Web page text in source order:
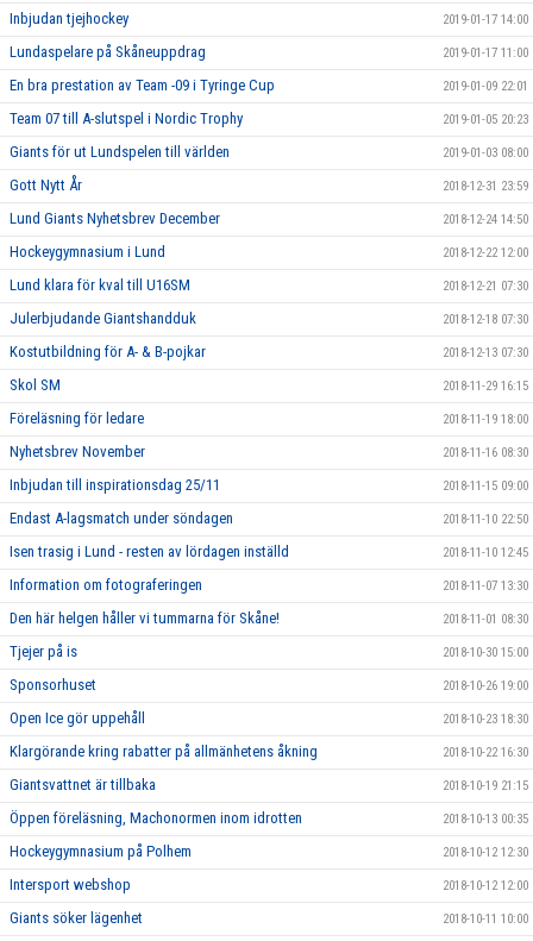
Inbjudan tjejhockey 2019-01-17 14:00
Lundaspelare på Skåneuppdrag 2019-01-17 11:00
En bra prestation av Team -09 i Tyringe Cup 2019-01-09 22:01
Team 07 till A-slutspel i Nordic Trophy 2019-01-05 20:23
Giants för ut Lundspelen till världen 2019-01-03 08:00
Gott Nytt År 2018-12-31 23:59
Lund Giants Nyhetsbrev December 2018-12-24 14:50
Hockeygymnasium i Lund 2018-12-22 12:00
Lund klara för kval till U16SM 2018-12-21 07:30
Julerbjudande Giantshandduk 2018-12-18 07:30
Kostutbildning för A- & B-pojkar 2018-12-13 07:30
Skol SM 2018-11-29 16:15
Föreläsning för ledare 2018-11-19 18:00
Nyhetsbrev November 2018-11-16 08:30
Inbjudan till inspirationsdag 25/11 2018-11-15 09:00
Endast A-lagsmatch under söndagen 2018-11-10 22:50
Isen trasig i Lund - resten av lördagen inställd 2018-11-10 12:45
Information om fotograferingen 2018-11-07 13:30
Den här helgen håller vi tummarna för Skåne! 2018-11-01 08:30
Tjejer på is 2018-10-30 15:00
Sponsorhuset 2018-10-26 19:00
Open Ice gör uppehåll 2018-10-23 18:30
Klargörande kring rabatter på allmänhetens åkning 2018-10-22 16:30
Giantsvattnet är tillbaka 2018-10-19 21:15
Öppen föreläsning, Machonormen inom idrotten 2018-10-13 00:35
Hockeygymnasium på Polhem 2018-10-12 12:30
Intersport webshop 2018-10-12 12:00
Giants söker lägenhet 2018-10-11 10:00